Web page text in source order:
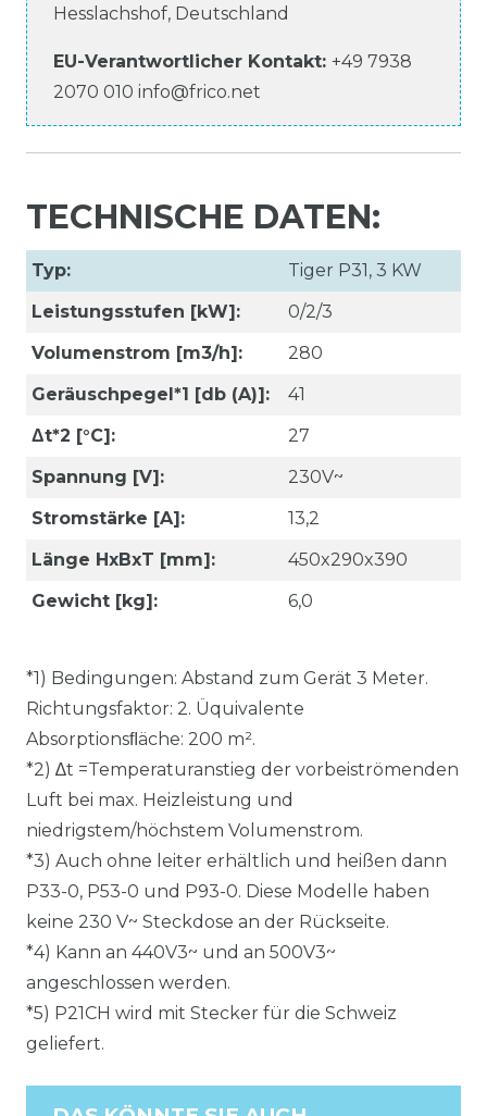
Hesslachshof, Deutschland
EU-Verantwortlicher Kontakt: +49 7938
2070 010 info@frico.net
TECHNISCHE DATEN:
Typ:
Tiger P31, 3 KW
Leistungsstufen [kW]:
0/2/3
Volumenstrom [m3/h]:
280
Geräuschpegel*1 [db (A)]:
41
Δt*2 [°C]:
27
Spannung [V]:
230V~
Stromstärke [A]:
13,2
Länge HxBxT [mm]:
450x290x390
Gewicht [kg]:
6,0
*1) Bedingungen: Abstand zum Gerät 3 Meter.
Richtungsfaktor: 2. Üquivalente
Absorptionsﬂäche: 200 m².
*2) ∆t =Temperaturanstieg der vorbeiströmenden
Luft bei max. Heizleistung und
niedrigstem/höchstem Volumenstrom.
*3) Auch ohne leiter erhältlich und heißen dann
P33-0, P53-0 und P93-0. Diese Modelle haben
keine 230 V~ Steckdose an der Rückseite.
*4) Kann an 440V3~ und an 500V3~
angeschlossen werden.
*5) P21CH wird mit Stecker für die Schweiz
geliefert.